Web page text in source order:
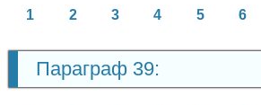
1 2 3 4 5 6
Параграф 39: